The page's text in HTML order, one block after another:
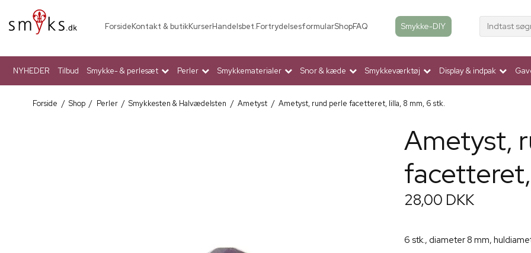
ForsideKontakt & butikKurserHandelsbet.FortrydelsesformularShopFAQ Smykke-DIY Indtast
NYHEDER Tilbud Smykke- & perlesæt Perler Smykkematerialer Snor & kæde Smykkeværktøj Display & indpak
Forside / Shop / Perler / Smykkesten & Halvædelsten / Ametyst / Ametyst, rund perle facetteret, lilla, 8 mm, 6 stk.
Ametyst,
28,00 DKK
6 stk., diameter 8 mm,